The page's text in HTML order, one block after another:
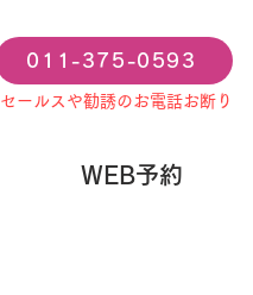
011-375-0593
セールスや勧誘のお電話お断り
WEB予約